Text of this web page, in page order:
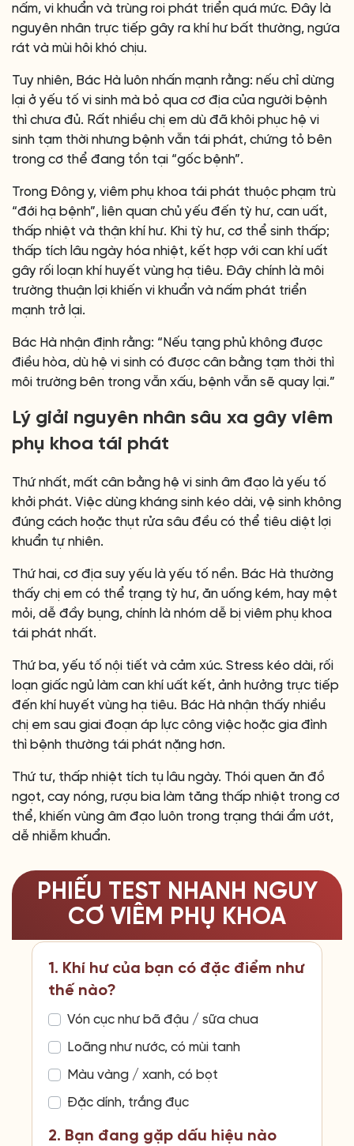
nấm, vi khuẩn và trùng roi phát triển quá mức. Đây là
nguyên nhân trực tiếp gây ra khí hư bất thường, ngứa
rát và mùi hôi khó chịu.
Tuy nhiên, Bác Hà luôn nhấn mạnh rằng: nếu chỉ dừng
lại ở yếu tố vi sinh mà bỏ qua cơ địa của người bệnh
thì chưa đủ. Rất nhiều chị em dù đã khôi phục hệ vi
sinh tạm thời nhưng bệnh vẫn tái phát, chứng tỏ bên
trong cơ thể đang tồn tại “gốc bệnh”.
Trong Đông y, viêm phụ khoa tái phát thuộc phạm trù
“đới hạ bệnh”, liên quan chủ yếu đến tỳ hư, can uất,
thấp nhiệt và thận khí hư. Khi tỳ hư, cơ thể sinh thấp;
thấp tích lâu ngày hóa nhiệt, kết hợp với can khí uất
gây rối loạn khí huyết vùng hạ tiêu. Đây chính là môi
trường thuận lợi khiến vi khuẩn và nấm phát triển
mạnh trở lại.
Bác Hà nhận định rằng: “Nếu tạng phủ không được
điều hòa, dù hệ vi sinh có được cân bằng tạm thời thì
môi trường bên trong vẫn xấu, bệnh vẫn sẽ quay lại.”
Lý giải nguyên nhân sâu xa gây viêm
phụ khoa tái phát
Thứ nhất, mất cân bằng hệ vi sinh âm đạo là yếu tố
khởi phát. Việc dùng kháng sinh kéo dài, vệ sinh không
đúng cách hoặc thụt rửa sâu đều có thể tiêu diệt lợi
khuẩn tự nhiên.
Thứ hai, cơ địa suy yếu là yếu tố nền. Bác Hà thường
thấy chị em có thể trạng tỳ hư, ăn uống kém, hay mệt
mỏi, dễ đầy bụng, chính là nhóm dễ bị viêm phụ khoa
tái phát nhất.
Thứ ba, yếu tố nội tiết và cảm xúc. Stress kéo dài, rối
loạn giấc ngủ làm can khí uất kết, ảnh hưởng trực tiếp
đến khí huyết vùng hạ tiêu. Bác Hà nhận thấy nhiều
chị em sau giai đoạn áp lực công việc hoặc gia đình
thì bệnh thường tái phát nặng hơn.
Thứ tư, thấp nhiệt tích tụ lâu ngày. Thói quen ăn đồ
ngọt, cay nóng, rượu bia làm tăng thấp nhiệt trong cơ
thể, khiến vùng âm đạo luôn trong trạng thái ẩm ướt,
dễ nhiễm khuẩn.
PHIẾU TEST NHANH NGUY
CƠ VIÊM PHỤ KHOA
1. Khí hư của bạn có đặc điểm như
thế nào?
Vón cục như bã đậu / sữa chua
Loãng như nước, có mùi tanh
Màu vàng / xanh, có bọt
Đặc dính, trắng đục
2. Bạn đang gặp dấu hiệu nào